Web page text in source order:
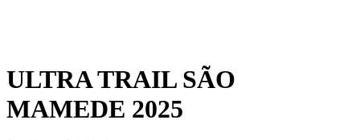
ULTRA TRAIL SÃO
MAMEDE 2025